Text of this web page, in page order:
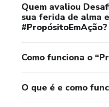
Quem avaliou
sua ferida de alma
#PropósitoEmAção?
Como funciona o
O que é e como